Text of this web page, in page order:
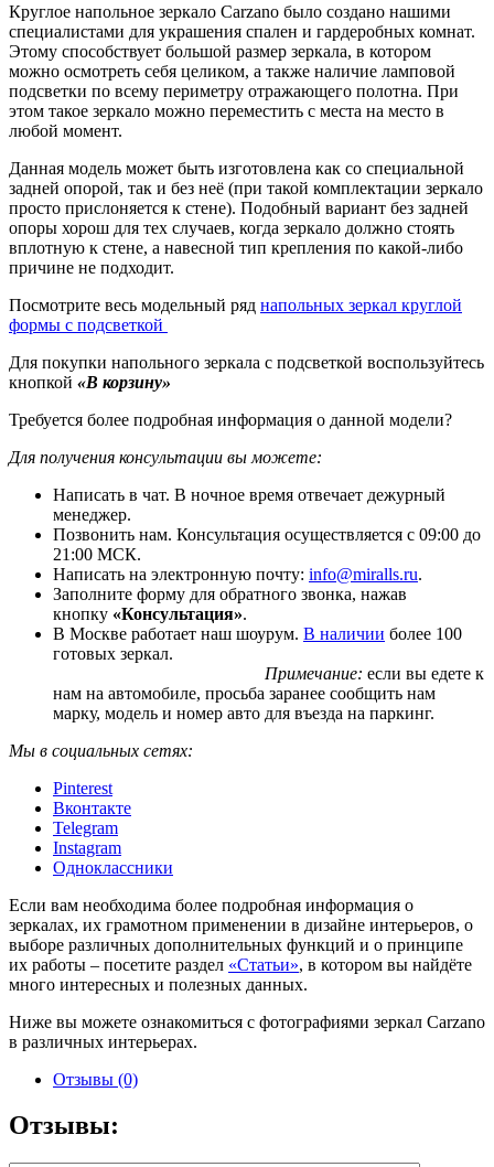
Круглое напольное зеркало Carzano было создано нашими
специалистами для украшения спален и гардеробных комнат.
Этому способствует большой размер зеркала, в котором
можно осмотреть себя целиком, а также наличие ламповой
подсветки по всему периметру отражающего полотна. При
этом такое зеркало можно переместить с места на место в
любой момент.
Данная модель может быть изготовлена как со специальной
задней опорой, так и без неё (при такой комплектации зеркало
просто прислоняется к стене). Подобный вариант без задней
опоры хорош для тех случаев, когда зеркало должно стоять
вплотную к стене, а навесной тип крепления по какой-либо
причине не подходит.
Посмотрите весь модельный ряд напольных зеркал круглой
формы c подсветкой
Для покупки напольного зеркала с подсветкой воспользуйтесь
кнопкой «В корзину»
Требуется более подробная информация о данной модели?
Для получения консультации вы можете:
Написать в чат. В ночное время отвечает дежурный
менеджер.
Позвонить нам. Консультация осуществляется с 09:00 до
21:00 МСК.
Написать на электронную почту: info@miralls.ru.
Заполните форму для обратного звонка, нажав
кнопку «Консультация».
В Москве работает наш шоурум. В наличии более 100
готовых зеркал.
Примечание: если вы едете к
нам на автомобиле, просьба заранее сообщить нам
марку, модель и номер авто для въезда на паркинг.
Мы в социальных сетях:
Pinterest
Вконтакте
Telegram
Instagram
Одноклассники
Если вам необходима более подробная информация о
зеркалах, их грамотном применении в дизайне интерьеров, о
выборе различных дополнительных функций и о принципе
их работы – посетите раздел «Статьи», в котором вы найдёте
много интересных и полезных данных.
Ниже вы можете ознакомиться с фотографиями зеркал Carzano
в различных интерьерах.
Отзывы (0)
Отзывы: